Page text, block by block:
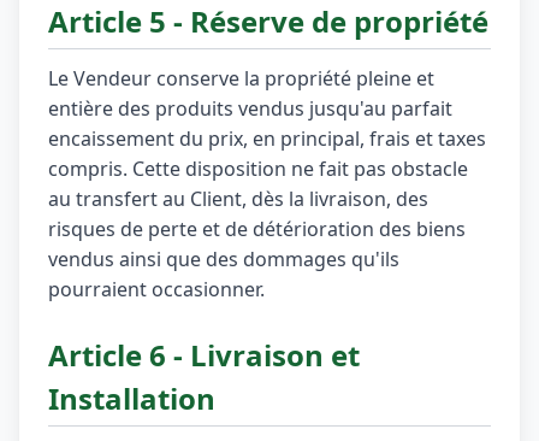
Article 5 - Réserve de propriété
Le Vendeur conserve la propriété pleine et
entière des produits vendus jusqu'au parfait
encaissement du prix, en principal, frais et taxes
compris. Cette disposition ne fait pas obstacle
au transfert au Client, dès la livraison, des
risques de perte et de détérioration des biens
vendus ainsi que des dommages qu'ils
pourraient occasionner.
Article 6 - Livraison et
Installation